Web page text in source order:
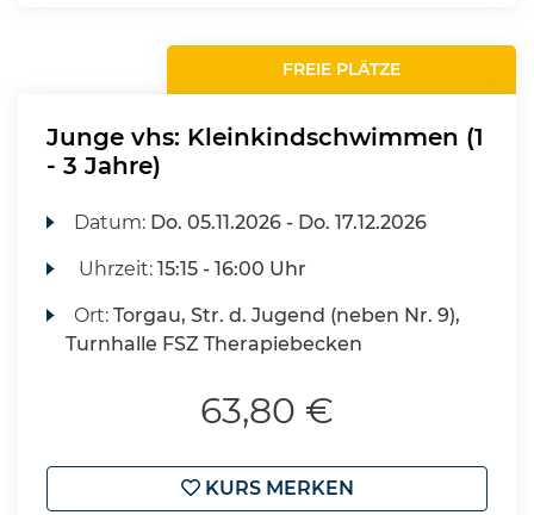
FREIE PLÄTZE
Junge vhs: Kleinkindschwimmen (1
- 3 Jahre)
Datum: Do. 05.11.2026 - Do. 17.12.2026
Uhrzeit:15:15 - 16:00 Uhr
Ort:Torgau, Str. d. Jugend (neben Nr. 9),
Turnhalle FSZ Therapiebecken
63,80 €
KURS MERKEN